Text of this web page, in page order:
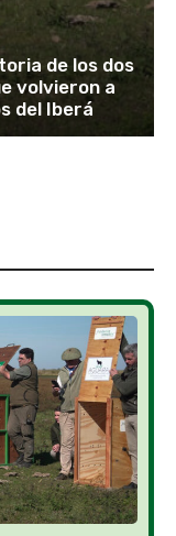
de los dos
volvieron a
del Iberá